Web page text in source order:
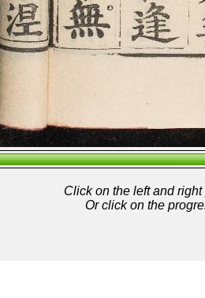
Click on the left and
Or click on the